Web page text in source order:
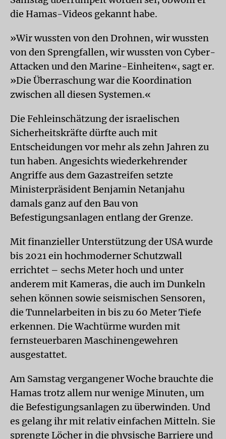
die Hamas-Videos gekannt habe.
»Wir wussten von den Drohnen, wir wussten
von den Sprengfallen, wir wussten von Cyber-
Attacken und den Marine-Einheiten«, sagt er.
»Die Überraschung war die Koordination
zwischen all diesen Systemen.«
Die Fehleinschätzung der israelischen
Sicherheitskräfte dürfte auch mit
Entscheidungen vor mehr als zehn Jahren zu
tun haben. Angesichts wiederkehrender
Angriffe aus dem Gazastreifen setzte
Ministerpräsident Benjamin Netanjahu
damals ganz auf den Bau von
Befestigungsanlagen entlang der Grenze.
Mit finanzieller Unterstützung der USA wurde
bis 2021 ein hochmoderner Schutzwall
errichtet – sechs Meter hoch und unter
anderem mit Kameras, die auch im Dunkeln
sehen können sowie seismischen Sensoren,
die Tunnelarbeiten in bis zu 60 Meter Tiefe
erkennen. Die Wachtürme wurden mit
fernsteuerbaren Maschinengewehren
ausgestattet.
Am Samstag vergangener Woche brauchte die
Hamas trotz allem nur wenige Minuten, um
die Befestigungsanlagen zu überwinden. Und
es gelang ihr mit relativ einfachen Mitteln. Sie
sprengte Löcher in die physische Barriere und